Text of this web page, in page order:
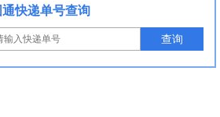
通快递单号查询
查询